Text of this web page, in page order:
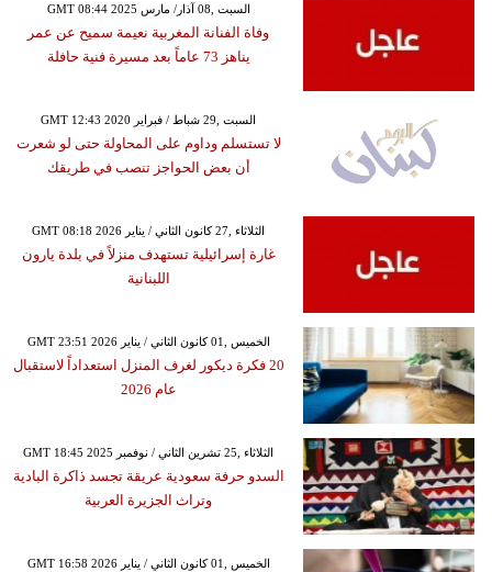
GMT 08:44 2025 السبت ,08 آذار/ مارس
وفاة الفنانة المغربية نعيمة سميح عن عمر
يناهز 73 عاماً بعد مسيرة فنية حافلة
GMT 12:43 2020 السبت ,29 شباط / فبراير
لا تستسلم وداوم على المحاولة حتى لو شعرت
أن بعض الحواجز تنصب في طريقك
GMT 08:18 2026 الثلاثاء ,27 كانون الثاني / يناير
غارة إسرائيلية تستهدف منزلاً في بلدة يارون
اللبنانية
GMT 23:51 2026 الخميس ,01 كانون الثاني / يناير
20 فكرة ديكور لغرف المنزل استعداداً لاستقبال
عام 2026
GMT 18:45 2025 الثلاثاء ,25 تشرين الثاني / نوفمبر
السدو حرفة سعودية عريقة تجسد ذاكرة البادية
وتراث الجزيرة العربية
GMT 16:58 2026 الخميس ,01 كانون الثاني / يناير